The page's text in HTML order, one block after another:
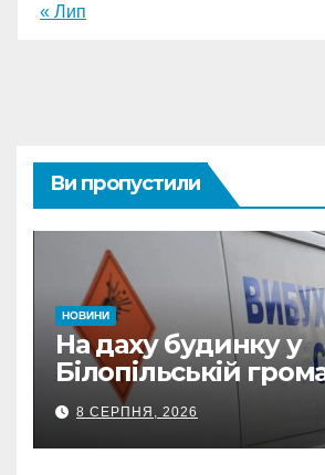
« Лип
Ви пропустили
НОВИНИ
На даху будинку у
Білопільській
знайшли 120-мм
8 СЕРПНЯ, 2026